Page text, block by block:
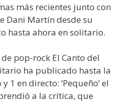
más recientes junto con
Dani Martín desde su
hasta ahora en solitario.
pop-rock El Canto del
ha publicado hasta la
1 en directo: ‘Pequeño’ el
a la crítica, que